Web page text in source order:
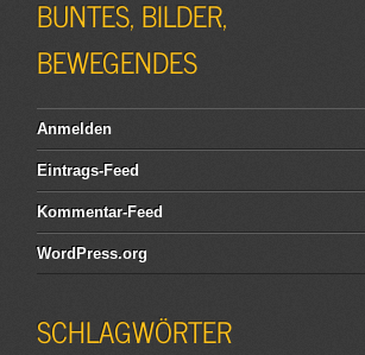
BUNTES, BILDER,
BEWEGENDES
Anmelden
Eintrags-Feed
Kommentar-Feed
WordPress.org
SCHLAGWÖRTER